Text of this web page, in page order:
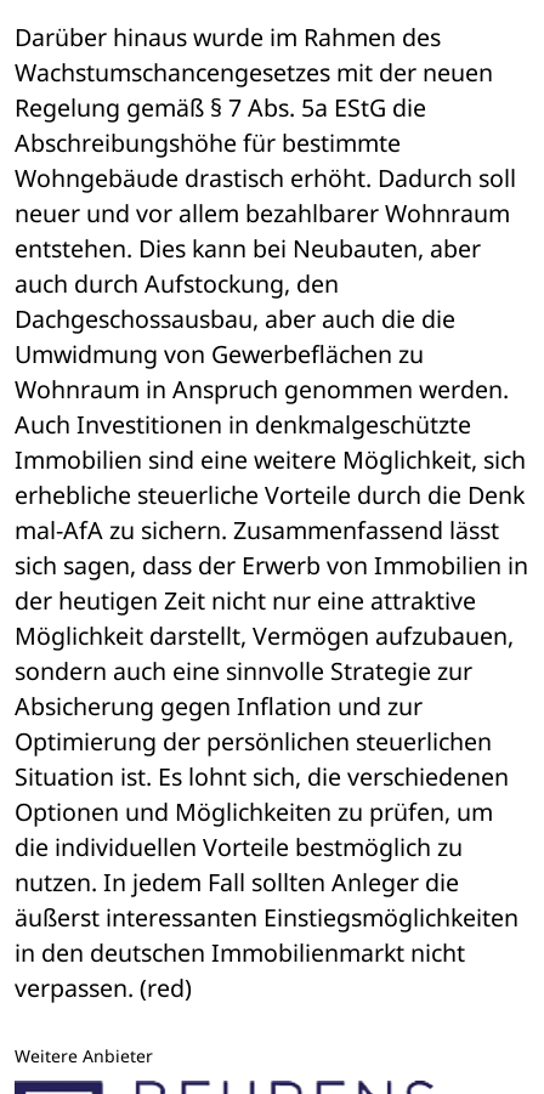
Darüber hinaus wurde im Rahmen des
Wachstumschancengesetzes mit der neuen
Regelung gemäß § 7 Abs. 5a EStG die
Abschreibungshöhe für bestimmte
Wohngebäude drastisch erhöht. Dadurch soll
neuer und vor allem bezahlbarer Wohnraum
entstehen. Dies kann bei Neubauten, aber
auch durch Aufstockung, den
Dachgeschossausbau, aber auch die die
Umwidmung von Gewerbeflächen zu
Wohnraum in Anspruch genommen werden.
Auch Investitionen in denkmalgeschützte
Immobilien sind eine weitere Möglichkeit, sich
erhebliche steuerliche Vorteile durch die Denk
mal-AfA zu sichern. Zusammenfassend lässt
sich sagen, dass der Erwerb von Immobilien in
der heutigen Zeit nicht nur eine attraktive
Möglichkeit darstellt, Vermögen aufzubauen,
sondern auch eine sinnvolle Strategie zur
Absicherung gegen Inflation und zur
Optimierung der persönlichen steuerlichen
Situation ist. Es lohnt sich, die verschiedenen
Optionen und Möglichkeiten zu prüfen, um
die individuellen Vorteile bestmöglich zu
nutzen. In jedem Fall sollten Anleger die
äußerst interessanten Einstiegsmöglichkeiten
in den deutschen Immobilienmarkt nicht
verpassen. (red)
Weitere Anbieter